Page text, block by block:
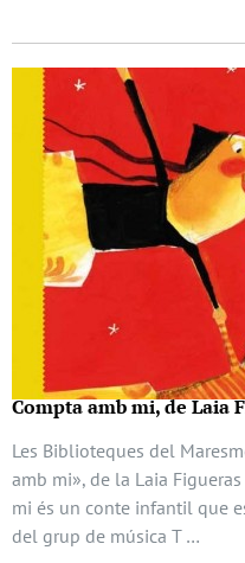
Compta amb mi, de Laia
Les Biblioteques del
amb mi», de la Laia
mi és un conte infantil que
del grup de música T …